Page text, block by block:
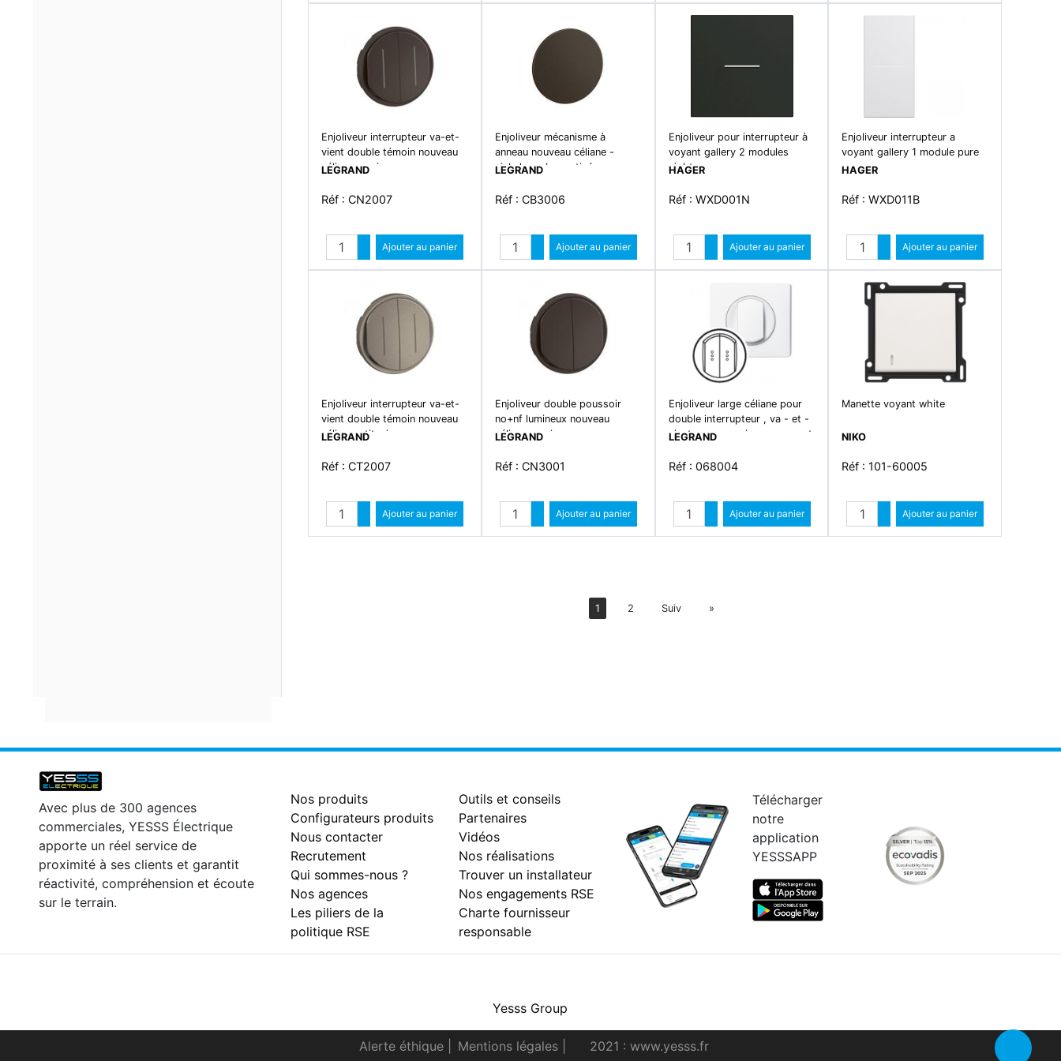
Enjoliveur interrupteur va-et-
vient double témoin nouveau
céliane - noir
LEGRAND
Réf : CN2007
Quantité
Augmenter quantité
Diminuer quantité
Ajouter au panier
Enjoliveur mécanisme à
anneau nouveau céliane -
nickel sombre satiné
LEGRAND
Réf : CB3006
Quantité
Augmenter quantité
Diminuer quantité
Ajouter au panier
Enjoliveur pour interrupteur à
voyant gallery 2 modules
night
HAGER
Réf : WXD001N
Quantité
Augmenter quantité
Diminuer quantité
Ajouter au panier
Enjoliveur interrupteur a
voyant gallery 1 module pure
HAGER
Réf : WXD011B
Quantité
Augmenter quantité
Diminuer quantité
Ajouter au panier
Enjoliveur interrupteur va-et-
vient double témoin nouveau
céliane - titanium
LEGRAND
Réf : CT2007
Quantité
Augmenter quantité
Diminuer quantité
Ajouter au panier
Enjoliveur double poussoir
no+nf lumineux nouveau
céliane - noir
LEGRAND
Réf : CN3001
Quantité
Augmenter quantité
Diminuer quantité
Ajouter au panier
Enjoliveur large céliane pour
double interrupteur , va - et -
vient ou poussoir avec voyant
LEGRAND
Réf : 068004
Quantité
Augmenter quantité
Diminuer quantité
Ajouter au panier
Manette voyant white
NIKO
Réf : 101-60005
Quantité
Augmenter quantité
Diminuer quantité
Ajouter au panier
1 2 Suiv »
Retour en
Avec plus de 300 agences
commerciales, YESSS Électrique
apporte un réel service de
proximité à ses clients et garantit
réactivité, compréhension et écoute
sur le terrain.
Nos produits
Configurateurs produits
Nous contacter
Recrutement
Qui sommes-nous ?
Nos agences
Les piliers de la
politique RSE
Outils et conseils
Partenaires
Vidéos
Nos réalisations
Trouver un installateur
Nos engagements RSE
Charte fournisseur
responsable
Télécharger
notre
application
YESSSAPP
Yesss Group
Alerte éthique Mentions légales 2021 : www.yesss.fr